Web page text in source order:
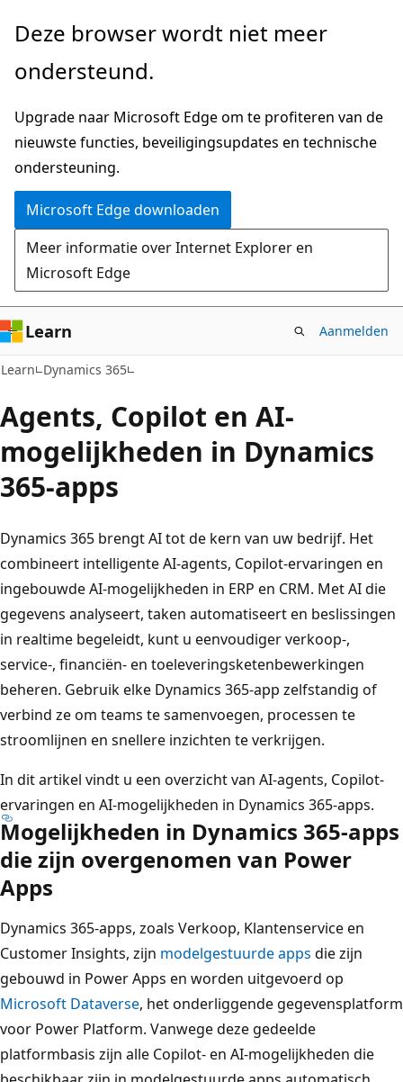
Naar
gaan
Deze browser wordt niet meer
ondersteund.
Upgrade naar Microsoft Edge om te profiteren van de
nieuwste functies, beveiligingsupdates en technische
ondersteuning.
Microsoft Edge downloaden
Meer informatie over Internet Explorer en
Microsoft Edge
Learn Aanmelden
Learn Dynamics 365
Agents, Copilot en AI-
mogelijkheden in Dynamics
365-apps
Dynamics 365 brengt AI tot de kern van uw bedrijf. Het
combineert intelligente AI-agents, Copilot-ervaringen en
ingebouwde AI-mogelijkheden in ERP en CRM. Met AI die
gegevens analyseert, taken automatiseert en beslissingen
in realtime begeleidt, kunt u eenvoudiger verkoop-,
service-, financiën- en toeleveringsketenbewerkingen
beheren. Gebruik elke Dynamics 365-app zelfstandig of
verbind ze om teams te samenvoegen, processen te
stroomlijnen en snellere inzichten te verkrijgen.
In dit artikel vindt u een overzicht van AI-agents, Copilot-
ervaringen en AI-mogelijkheden in Dynamics 365-apps.
Mogelijkheden in Dynamics 365-apps
die zijn overgenomen van Power
Apps
Dynamics 365-apps, zoals Verkoop, Klantenservice en
Customer Insights, zijn modelgestuurde apps die zijn
gebouwd in Power Apps en worden uitgevoerd op
Microsoft Dataverse, het onderliggende gegevensplatform
voor Power Platform. Vanwege deze gedeelde
platformbasis zijn alle Copilot- en AI-mogelijkheden die